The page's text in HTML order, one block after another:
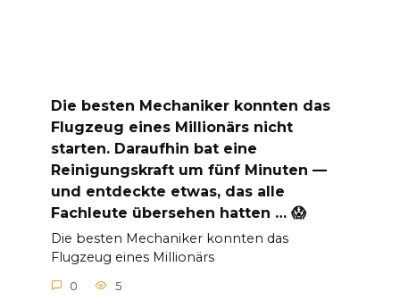
Die besten Mechaniker konnten das
Flugzeug eines Millionärs nicht
starten. Daraufhin bat eine
Reinigungskraft um fünf Minuten —
und entdeckte etwas, das alle
Fachleute übersehen hatten … 😱
Die besten Mechaniker konnten das
Flugzeug eines Millionärs
0 5